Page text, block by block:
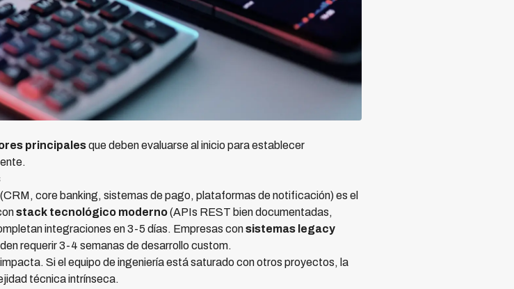
principalesque deben evaluarse al inicio para establecer
core banking, sistemas de pago, plataformas de notificación) es el
stack tecnológico moderno(APIs REST bien documentadas,
integraciones en 3-5 días. Empresas consistemas legacy
requerir 3-4 semanas de desarrollo custom.
Si el equipo de ingeniería está saturado con otros proyectos, la
técnica intrínseca.